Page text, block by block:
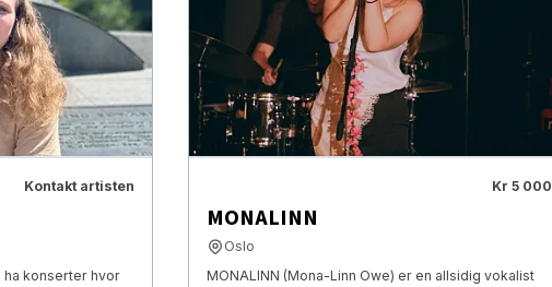
Kontakt artisten
ha konserter hvor
Kr 5 000
MONALINN
Oslo
MONALINN (Mona-Linn Owe) er en allsidig vokalist